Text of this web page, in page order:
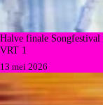
Halve finale
VRT 1
13 mei 2026